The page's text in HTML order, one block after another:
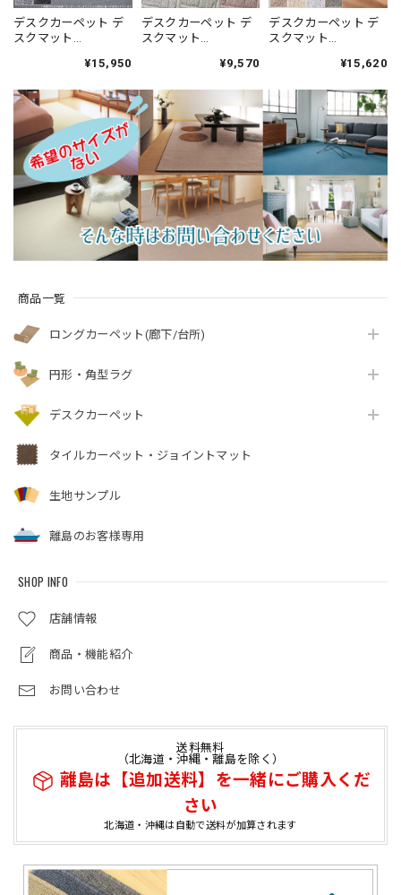
商品一覧
ロングカーペット(廊下/台所)
円形・角型ラグ
デスクカーペット
タイルカーペット・ジョイントマット
生地サンプル
離島のお客様専用
SHOP INFO
店舗情報
商品・機能紹介
お問い合わせ
送料無料
（北海道・沖縄・離島を除く）
離島は【追加送料】を一緒にご購入くだ
さい
北海道・沖縄は自動で送料が加算されます
デスクカーペット デ
スクマット
ーズ カーペット「消
効果でイヤな臭いの
元を90％以上カッ
ト！シックな濃淡カ
ラーの杢調 ドットデ
ザイン 全4色 防炎ラ
ベル付『アスエポッ
ク/EPC』
¥15,950
デスクカーペット デ
スクマット
薬との技術協力によ
カーペット♪落ち着
いたナチュラルな色
合いとシンプルなデ
ザインが魅力 無地調
幾何学柄 全3色 防炎
ラベル付『アスクエ
スト/QST』
¥9,570
デスクカーペット デ
スクマット
性と強力なはっ水性
花粉やホコリが取れ
やすく日々のお手入
れ簡単♪落ち着いた
ニュアンスカラーの
サキソニータイプ 無
地 全4色 防炎ラベル
付『アスフェアリ
ー/FAY』
¥15,620